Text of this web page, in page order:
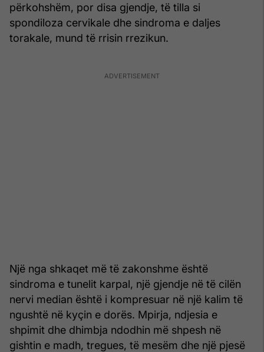
përkohshëm, por disa gjendje, të tilla si
spondiloza cervikale dhe sindroma e daljes
torakale, mund të rrisin rrezikun.
Një nga shkaqet më të zakonshme është
sindroma e tunelit karpal, një gjendje në të cilën
nervi median është i kompresuar në një kalim të
ngushtë në kyçin e dorës. Mpirja, ndjesia e
shpimit dhe dhimbja ndodhin më shpesh në
gishtin e madh, tregues, të mesëm dhe një pjesë